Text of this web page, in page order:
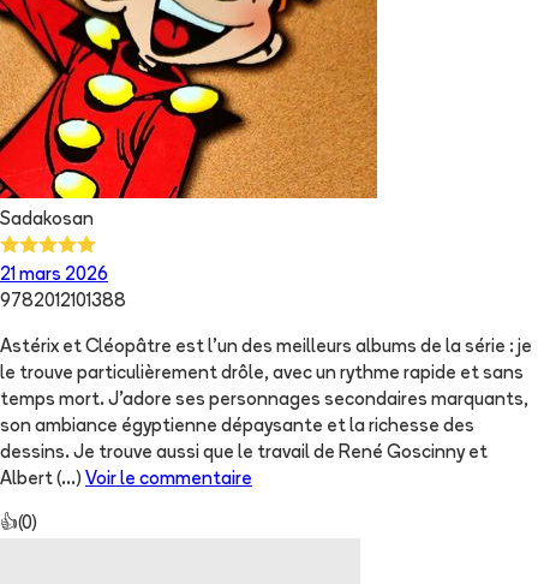
Sadakosan
21 mars 2026
9782012101388
Astérix et Cléopâtre est l’un des meilleurs albums de la série : je
le trouve particulièrement drôle, avec un rythme rapide et sans
temps mort. J’adore ses personnages secondaires marquants,
son ambiance égyptienne dépaysante et la richesse des
dessins. Je trouve aussi que le travail de René Goscinny et
Albert (...) Voir le commentaire
👍(0)